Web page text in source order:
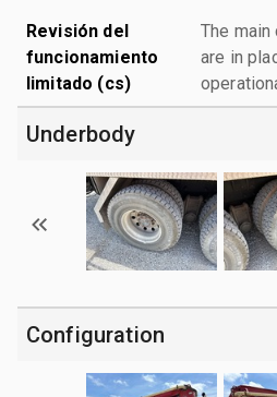
Revisión del
funcionamiento
limitado (cs)
The
are in
Underbody
Configuration